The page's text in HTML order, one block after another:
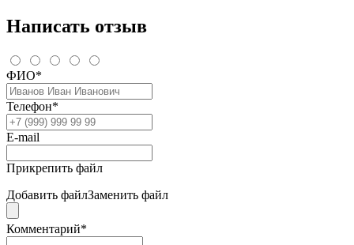
Написать отзыв
ФИО*
Телефон*
E-mail
Прикрепить файл
Добавить файлЗаменить файл
Комментарий*